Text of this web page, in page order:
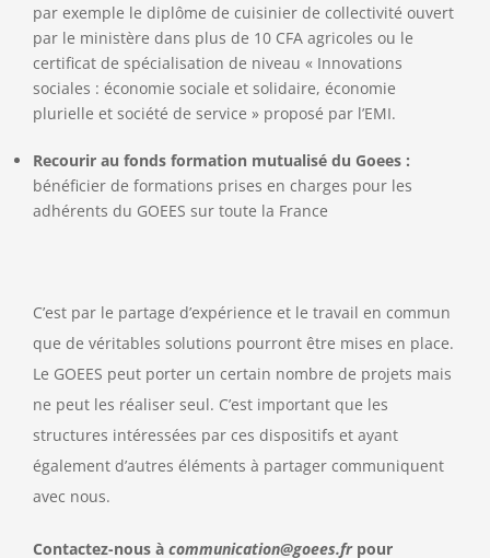
par exemple le diplôme de cuisinier de collectivité ouvert
par le ministère dans plus de 10 CFA agricoles ou le
certificat de spécialisation de niveau « Innovations
sociales : économie sociale et solidaire, économie
plurielle et société de service » proposé par l’EMI.
Recourir au fonds formation mutualisé du Goees :
bénéficier de formations prises en charges pour les
adhérents du GOEES sur toute la France
C’est par le partage d’expérience et le travail en commun
que de véritables solutions pourront être mises en place.
Le GOEES peut porter un certain nombre de projets mais
ne peut les réaliser seul. C’est important que les
structures intéressées par ces dispositifs et ayant
également d’autres éléments à partager communiquent
avec nous.
Contactez-nous à communication@goees.frpour